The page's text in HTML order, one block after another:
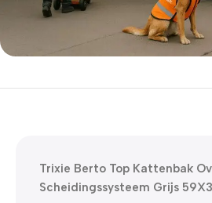
5% korting met code
Trixie Berto Top Kattenbak
Scheidingssysteem Grijs